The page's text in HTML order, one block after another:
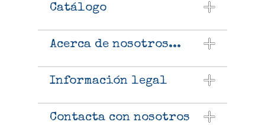
Catálogo
Acerca de nosotros...
Información legal
Contacta con nosotros